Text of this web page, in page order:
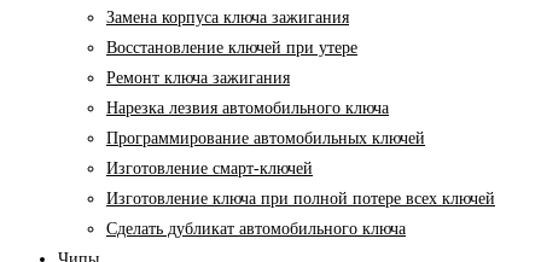
Замена корпуса ключа зажигания
Восстановление ключей при утере
Ремонт ключа зажигания
Нарезка лезвия автомобильного ключа
Программирование автомобильных ключей
Изготовление смарт-ключей
Изготовление ключа при полной потере всех ключей
Cделать дубликат автомобильного ключа